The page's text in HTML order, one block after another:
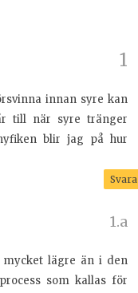
innan syre kan
till när syre tränger
blir jag på hur
Svara
lägre än i den
som kallas för